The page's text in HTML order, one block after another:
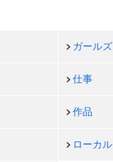
ガールズ
仕事
作品
ローカル